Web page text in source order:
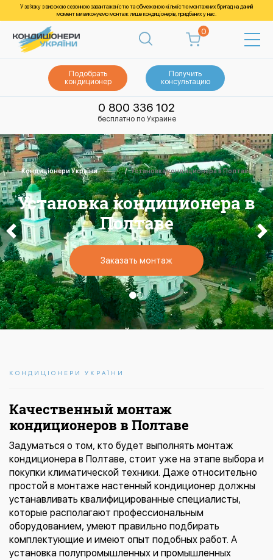
У зв’язку з високою сезонною завантаженістю та обмеженою кількістю монтажних бригад на даний
момент ми виконуємо монтаж лише кондиціонерів, придбаних у нас.
0
Подобрать
кондиционер
Получить
консультацию
0 800 336 102
бесплатно по Украине
Кондиціонери України Установка кондиционера в Полтаве
Установка кондиционера в
Полтаве
Заказать монтаж
КОНДИЦІОНЕРИ УКРАЇНИ
Качественный монтаж
кондиционеров в Полтаве
Задуматься о том, кто будет выполнять монтаж
кондиционера в Полтаве, стоит уже на этапе выбора и
покупки климатической техники. Даже относительно
простой в монтаже настенный кондиционер должны
устанавливать квалифицированные специалисты,
которые располагают профессиональным
оборудованием, умеют правильно подбирать
комплектующие и имеют опыт подобных работ. А
установка полупромышленных и промышленных